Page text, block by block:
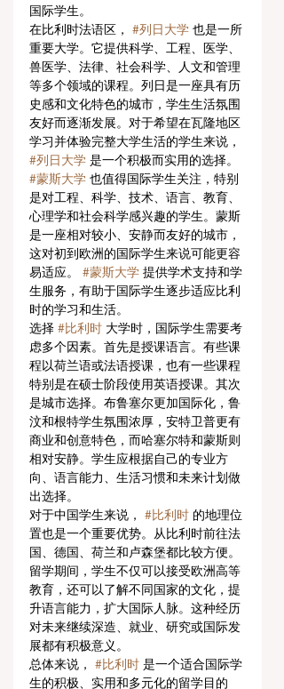
国际学生。
在比利时法语区， #列日大学 也是一所
重要大学。它提供科学、工程、医学、
兽医学、法律、社会科学、人文和管理
等多个领域的课程。列日是一座具有历
史感和文化特色的城市，学生生活氛围
友好而逐渐发展。对于希望在瓦隆地区
学习并体验完整大学生活的学生来说，
#列日大学 是一个积极而实用的选择。
#蒙斯大学 也值得国际学生关注，特别
是对工程、科学、技术、语言、教育、
心理学和社会科学感兴趣的学生。蒙斯
是一座相对较小、安静而友好的城市，
这对初到欧洲的国际学生来说可能更容
易适应。 #蒙斯大学 提供学术支持和学
生服务，有助于国际学生逐步适应比利
时的学习和生活。
选择 #比利时 大学时，国际学生需要考
虑多个因素。首先是授课语言。有些课
程以荷兰语或法语授课，也有一些课程
特别是在硕士阶段使用英语授课。其次
是城市选择。布鲁塞尔更加国际化，鲁
汶和根特学生氛围浓厚，安特卫普更有
商业和创意特色，而哈塞尔特和蒙斯则
相对安静。学生应根据自己的专业方
向、语言能力、生活习惯和未来计划做
出选择。
对于中国学生来说， #比利时 的地理位
置也是一个重要优势。从比利时前往法
国、德国、荷兰和卢森堡都比较方便。
留学期间，学生不仅可以接受欧洲高等
教育，还可以了解不同国家的文化，提
升语言能力，扩大国际人脉。这种经历
对未来继续深造、就业、研究或国际发
展都有积极意义。
总体来说， #比利时 是一个适合国际学
生的积极、实用和多元化的留学目的